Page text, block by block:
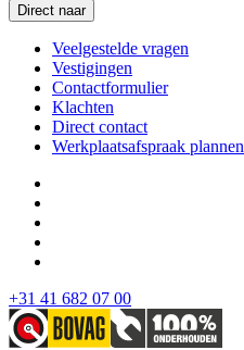
Direct naar
Veelgestelde vragen
Vestigingen
Contactformulier
Klachten
Direct contact
Werkplaatsafspraak plannen
+31 41 682 07 00